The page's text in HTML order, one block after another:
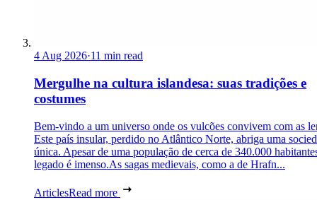
4 Aug 2026·11 min read
Mergulhe na cultura islandesa: suas tradições e
costumes
Bem-vindo a um universo onde os vulcões convivem com as
Este país insular, perdido no Atlântico Norte, abriga uma
única. Apesar de uma população de cerca de 340.000
legado é imenso.As sagas medievais, como a de Hrafn...
ArticlesRead more